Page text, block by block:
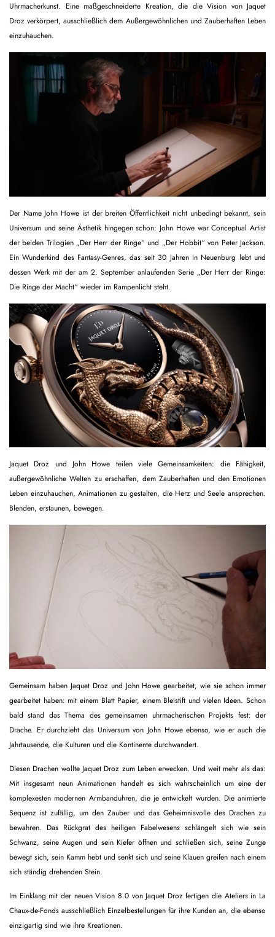
Uhrmacherkunst. Eine maßgeschneiderte Kreation, die die Vision von Jaquet
Droz verkörpert, ausschließlich dem Außergewöhnlichen und Zauberhaften Leben
einzuhauchen.
Der Name John Howe ist der breiten Öffentlichkeit nicht unbedingt bekannt, sein
Universum und seine Ästhetik hingegen schon: John Howe war Conceptual Artist
der beiden Trilogien „Der Herr der Ringe“ und „Der Hobbit“ von Peter Jackson.
Ein Wunderkind des Fantasy-Genres, das seit 30 Jahren in Neuenburg lebt und
dessen Werk mit der am 2. September anlaufenden Serie „Der Herr der Ringe:
Die Ringe der Macht“ wieder im Rampenlicht steht.
Jaquet Droz und John Howe teilen viele Gemeinsamkeiten: die Fähigkeit,
außergewöhnliche Welten zu erschaffen, dem Zauberhaften und den Emotionen
Leben einzuhauchen, Animationen zu gestalten, die Herz und Seele ansprechen.
Blenden, erstaunen, bewegen.
Gemeinsam haben Jaquet Droz und John Howe gearbeitet, wie sie schon immer
gearbeitet haben: mit einem Blatt Papier, einem Bleistift und vielen Ideen. Schon
bald stand das Thema des gemeinsamen uhrmacherischen Projekts fest: der
Drache. Er durchzieht das Universum von John Howe ebenso, wie er auch die
Jahrtausende, die Kulturen und die Kontinente durchwandert.
Diesen Drachen wollte Jaquet Droz zum Leben erwecken. Und weit mehr als das:
Mit insgesamt neun Animationen handelt es sich wahrscheinlich um eine der
komplexesten modernen Armbanduhren, die je entwickelt wurden. Die animierte
Sequenz ist zufällig, um den Zauber und das Geheimnisvolle des Drachen zu
bewahren. Das Rückgrat des heiligen Fabelwesens schlängelt sich wie sein
Schwanz, seine Augen und sein Kiefer öffnen und schließen sich, seine Zunge
bewegt sich, sein Kamm hebt und senkt sich und seine Klauen greifen nach einem
sich ständig drehenden Stein.
Im Einklang mit der neuen Vision 8.0 von Jaquet Droz fertigen die Ateliers in La
Chaux-de-Fonds ausschließlich Einzelbestellungen für ihre Kunden an, die ebenso
einzigartig sind wie ihre Kreationen.